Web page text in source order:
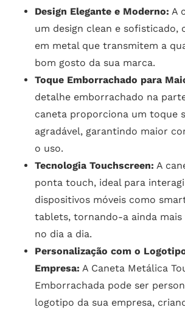
Design Elegante e Moderno: A
um design clean e sofisticado,
em metal que transmitem a
bom gosto da sua marca.
Toque Emborrachado para
detalhe emborrachado na
caneta proporciona um toque
agradável, garantindo maior
o uso.
Tecnologia Touchscreen: A
ponta touch, ideal para
dispositivos móveis como
tablets, tornando-a ainda
no dia a dia.
Personalização com o
Empresa: A Caneta Metálica
Emborrachada pode ser
logotipo da sua empresa,